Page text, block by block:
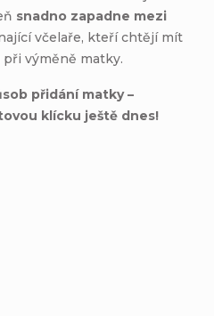
snadno zapadne mezi
včelaře, kteří chtějí mít
výměně matky.
přidání matky –
klícku ještě dnes!